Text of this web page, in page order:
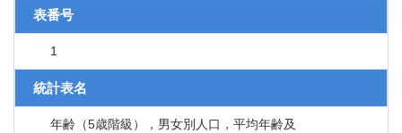
表番号
1
統計表名
年齢（5歳階級），男女別人口，平均年齢及